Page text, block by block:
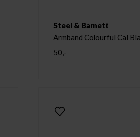
Steel & Barnett
Armband Colourful Cal
50,-